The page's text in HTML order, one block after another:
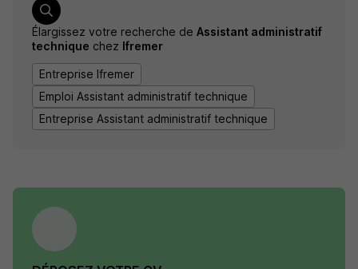
Élargissez votre recherche de Assistant administratif
technique chez Ifremer
Entreprise Ifremer
Emploi Assistant administratif technique
Entreprise Assistant administratif technique